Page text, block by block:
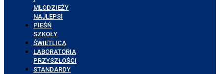
MŁODZIEŻY
NAJLEPSI
PIEŚŃ
SZKOŁY
ŚWIETLICA
LABORATORIA
PRZYSZŁOŚCI
STANDARDY